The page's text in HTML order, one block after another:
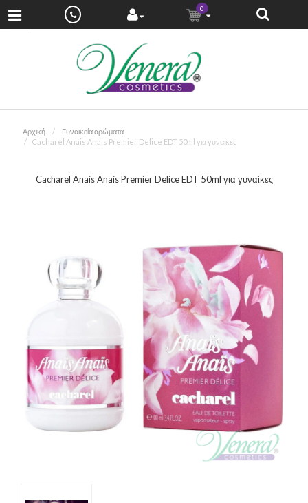
0
Αρχική
Γυναικεία αρώματα
Cacharel Anais Anais Premier Delice EDT 50ml για γυναίκες
Cacharel Anais Anais Premier Delice EDT 50ml για γυναίκες